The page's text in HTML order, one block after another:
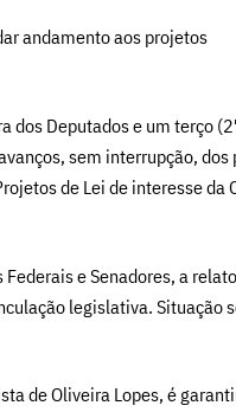
andamento aos projetos
Deputados e um terço
sem interrupção,
de Lei de interesse da
e Senadores, a
legislativa. Situação
de Oliveira Lopes, é